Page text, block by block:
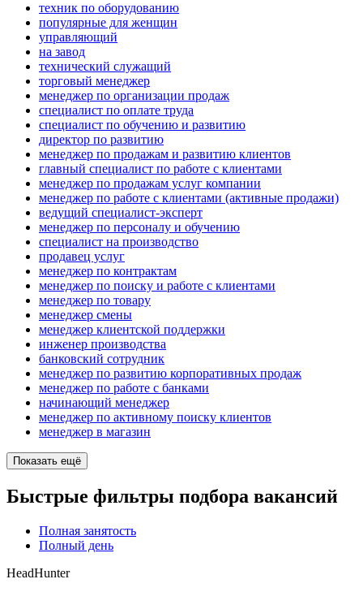
техник по оборудованию
популярные для женщин
управляющий
на завод
технический служащий
торговый менеджер
менеджер по организации продаж
специалист по оплате труда
специалист по обучению и развитию
директор по развитию
менеджер по продажам и развитию клиентов
главный специалист по работе с клиентами
менеджер по продажам услуг компании
менеджер по работе с клиентами (активные продажи)
ведущий специалист-эксперт
менеджер по персоналу и обучению
специалист на производство
продавец услуг
менеджер по контрактам
менеджер по поиску и работе с клиентами
менеджер по товару
менеджер смены
менеджер клиентской поддержки
инженер производства
банковский сотрудник
менеджер по развитию корпоративных продаж
менеджер по работе с банками
начинающий менеджер
менеджер по активному поиску клиентов
менеджер в магазин
Показать ещё
Быстрые фильтры подбора вакансий
Полная занятость
Полный день
HeadHunter